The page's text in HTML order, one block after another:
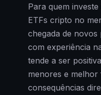
Para quem
ETFs cripto no
chegada de novos
com experiência
tende a ser
menores e
consequências